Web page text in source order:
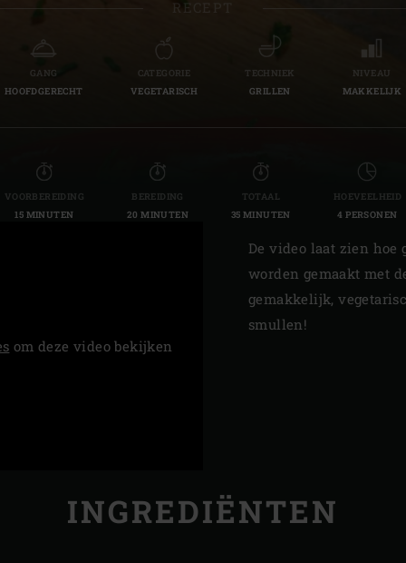
Spain | España
Switzerland |
Turkey | Türkiye
RECEPT
GANG
HOOFDGERECHT
CATEGORIE
VEGETARISCH
TECHNIEK
GRILLEN
NIVEAU
MAKKELIJK
VOORBEREIDING
15 MINUTEN
BEREIDING
20 MINUTEN
TOTAAL
35 MINUTEN
HOEVEELHEID
4 PERSONEN
om deze video bekijken
De video laat zien hoe
worden gemaakt met
gemakkelijk,
smullen!
INGREDIËNTEN